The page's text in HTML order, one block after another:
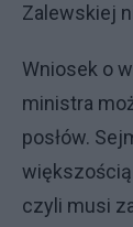
Zalewskiej
Wniosek o
ministra
posłów.
czyli musi